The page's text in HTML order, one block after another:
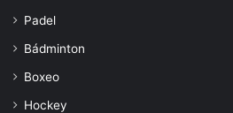
Padel
Bádminton
Boxeo
Hockey